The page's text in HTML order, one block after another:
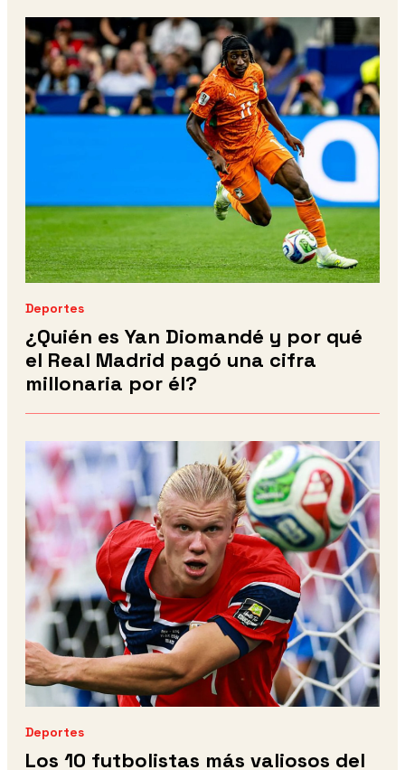
Deportes
¿Quién es Yan Diomandé y por qué
el Real Madrid pagó una cifra
millonaria por él?
Deportes
Los 10 futbolistas más valiosos del